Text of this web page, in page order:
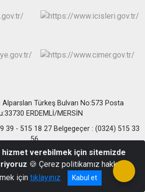
Türkeş Bulvarı No:573 Posta
ERDEMLİ/MERSİN
39 - 515 18 27 Belgegeçer : (0324) 515 33
56
hizmet verebilmek için sitemizde
🍪 Çerez politikamız hakkında
için tıklayınız Kabul et